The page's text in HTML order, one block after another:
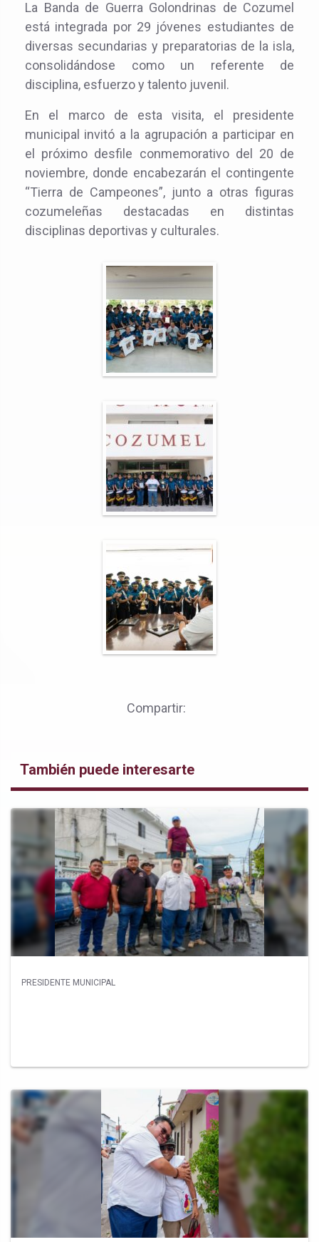
La Banda de Guerra Golondrinas de Cozumel
está integrada por 29 jóvenes estudiantes de
diversas secundarias y preparatorias de la isla,
consolidándose como un referente de
disciplina, esfuerzo y talento juvenil.
En el marco de esta visita, el presidente
municipal invitó a la agrupación a participar en
el próximo desfile conmemorativo del 20 de
noviembre, donde encabezarán el contingente
“Tierra de Campeones”, junto a otras figuras
cozumeleñas destacadas en distintas
disciplinas deportivas y culturales.
Compartir:
También puede interesarte
PRESIDENTE MUNICIPAL